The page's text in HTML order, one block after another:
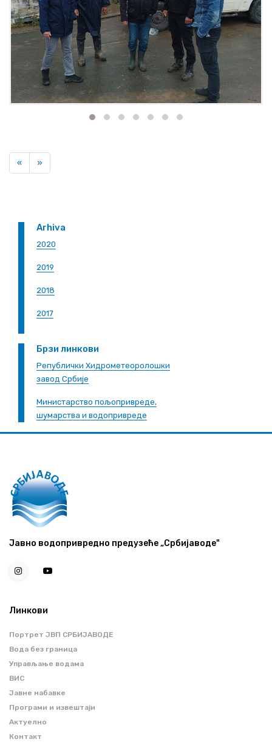
«Previous
»
Arhiva
2020
2019
2018
2017
Брзи линкови
Републички Хидрометеоролошки
завод Србије
Министарство пољопривреде,
шумарства и водопривреде
Јавно водопривредно предузеће „Србијаводе"
Линкови
Портрет ЈВП СРБИЈАВОДЕ
Вода без граница
Управљање водама
ВИС
Јавне набавке
Програми и извештаји
Актуелно
Контакт